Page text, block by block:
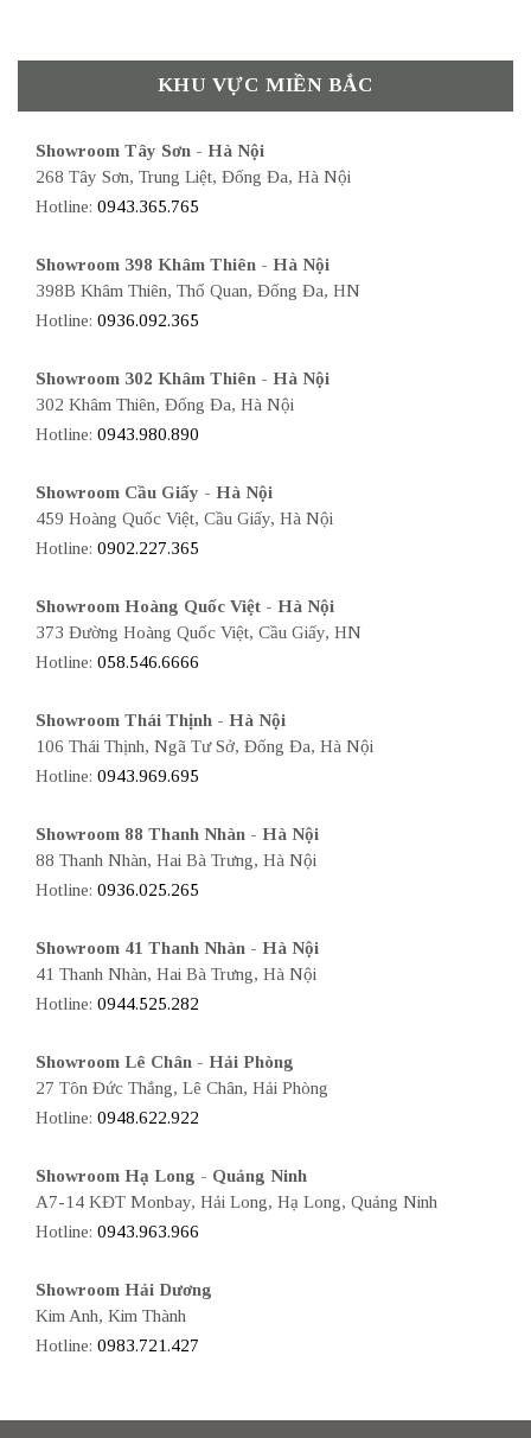
KHU VỰC MIỀN BẮC
Showroom Tây Sơn - Hà Nội
268 Tây Sơn, Trung Liệt, Đống Đa, Hà Nội
Hotline: 0943.365.765
Showroom 398 Khâm Thiên - Hà Nội
398B Khâm Thiên, Thổ Quan, Đống Đa, HN
Hotline: 0936.092.365
Showroom 302 Khâm Thiên - Hà Nội
302 Khâm Thiên, Đống Đa, Hà Nội
Hotline: 0943.980.890
Showroom Cầu Giấy - Hà Nội
459 Hoàng Quốc Việt, Cầu Giấy, Hà Nội
Hotline: 0902.227.365
Showroom Hoàng Quốc Việt - Hà Nội
373 Đường Hoàng Quốc Việt, Cầu Giấy, HN
Hotline: 058.546.6666
Showroom Thái Thịnh - Hà Nội
106 Thái Thịnh, Ngã Tư Sở, Đống Đa, Hà Nội
Hotline: 0943.969.695
Showroom 88 Thanh Nhàn - Hà Nội
88 Thanh Nhàn, Hai Bà Trưng, Hà Nội
Hotline: 0936.025.265
Showroom 41 Thanh Nhàn - Hà Nội
41 Thanh Nhàn, Hai Bà Trưng, Hà Nội
Hotline: 0944.525.282
Showroom Lê Chân - Hải Phòng
27 Tôn Đức Thắng, Lê Chân, Hải Phòng
Hotline: 0948.622.922
Showroom Hạ Long - Quảng Ninh
A7-14 KĐT Monbay, Hải Long, Hạ Long, Quảng Ninh
Hotline: 0943.963.966
Showroom Hải Dương
Kim Anh, Kim Thành
Hotline: 0983.721.427